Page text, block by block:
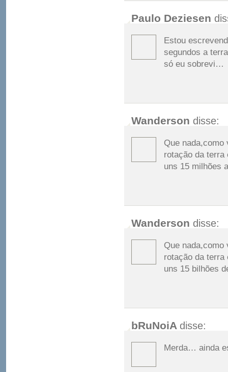
Paulo Deziesen
Estou
segundos a
só eu sobrevi…
Wanderson disse:
Que
rotação da terra
uns 15 milhões
Wanderson disse:
Que
rotação da terra
uns 15 bilhões
bRuNoiA disse:
Merda… ainda